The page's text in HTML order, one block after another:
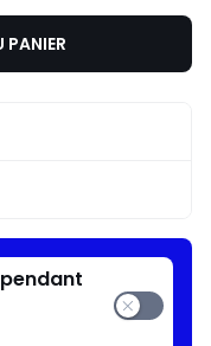
PANIER